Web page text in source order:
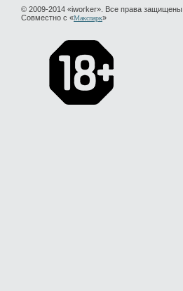
© 2009-2014 «iworker». Все права защищены
Совместно с «Макспарк»